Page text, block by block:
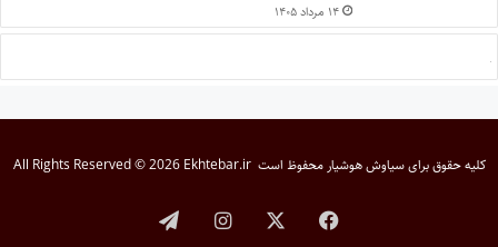
۱۴ مرداد ۱۴۰۵
کلیه حقوق برایسیاوش هوشیار محفوظ است All Rights Reserved © 2026 Ekhtebar.ir